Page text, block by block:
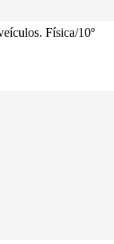
Física/10º